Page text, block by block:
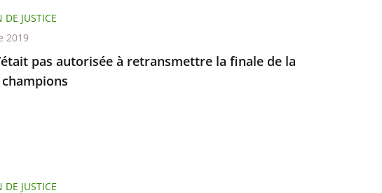
pas autorisée à retransmettre la finale de la
DE JUSTICE
2019
DE JUSTICE